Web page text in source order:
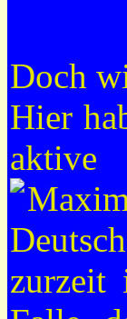
Doch
Hier
aktive
zurzeit